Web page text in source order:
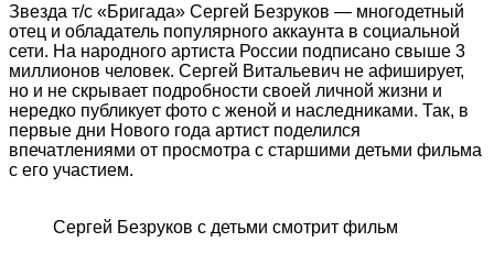
Звезда т/с «Бригада» Сергей Безруков — многодетный
отец и обладатель популярного аккаунта в социальной
сети. На народного артиста России подписано свыше 3
миллионов человек. Сергей Витальевич не афиширует,
но и не скрывает подробности своей личной жизни и
нередко публикует фото с женой и наследниками. Так, в
первые дни Нового года артист поделился
впечатлениями от просмотра с старшими детьми фильма
с его участием.
Сергей Безруков с детьми смотрит фильм